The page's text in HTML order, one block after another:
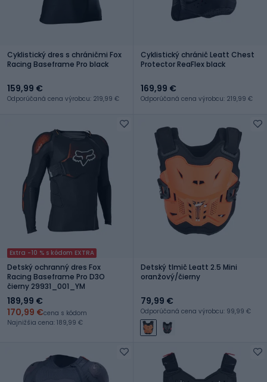
Cyklistický dres s chráničmi Fox
Racing Baseframe Pro black
159,99 €
Odporúčaná cena výrobcu: 219,99 €
Cyklistický chránič Leatt Chest
Protector ReaFlex black
169,99 €
Odporúčaná cena výrobcu: 219,99 €
Extra -10 % s kódom EXTRA
Detský ochranný dres Fox
Racing Baseframe Pro D3O
čierny 29931_001_YM
189,99 €
170,99 €cena s kódom
Najnižšia cena: 189,99 €
Detský tlmič Leatt 2.5 Mini
oranžový/čierny
79,99 €
Odporúčaná cena výrobcu: 99,99 €